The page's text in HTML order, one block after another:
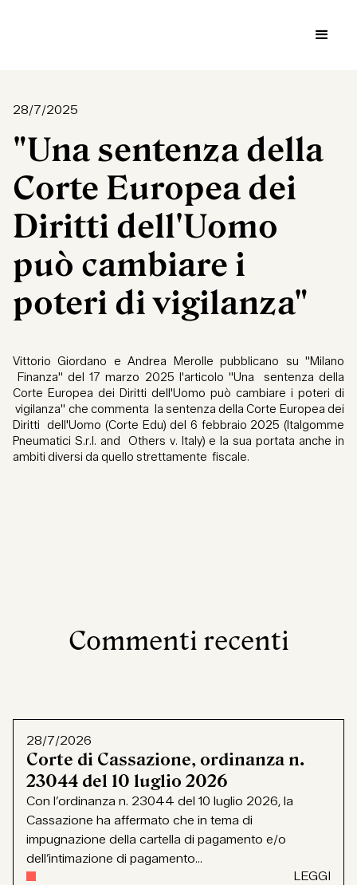
28/7/2025
"Una sentenza della
Corte Europea dei
Diritti dell'Uomo
può cambiare i
poteri di vigilanza"
Vittorio Giordano e Andrea Merolle pubblicano su "Milano
Finanza" del 17 marzo 2025 l'articolo "Una sentenza della
Corte Europea dei Diritti dell'Uomo può cambiare i poteri di
vigilanza" che commenta la sentenza della Corte Europea dei
Diritti dell'Uomo (Corte Edu) del 6 febbraio 2025 (Italgomme
Pneumatici S.r.l. and Others v. Italy) e la sua portata anche in
ambiti diversi da quello strettamente fiscale.
Commenti recenti
28/7/2026
Corte di Cassazione, ordinanza n.
23044 del 10 luglio 2026
Con l’ordinanza n. 23044 del 10 luglio 2026, la
Cassazione ha affermato che in tema di
impugnazione della cartella di pagamento e/o
dell’intimazione di pagamento...
LEGGI